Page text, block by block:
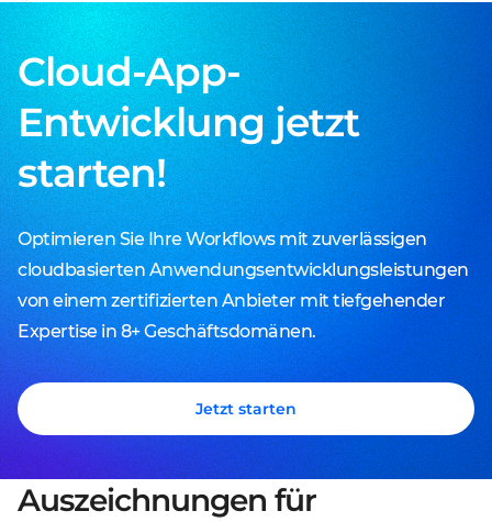
Cloud-App-
Entwicklung jetzt
starten!
Optimieren Sie Ihre Workflows mit zuverlässigen
cloudbasierten Anwendungsentwicklungsleistungen
von einem zertifizierten Anbieter mit tiefgehender
Expertise in 8+ Geschäftsdomänen.
Jetzt starten
Auszeichnungen für